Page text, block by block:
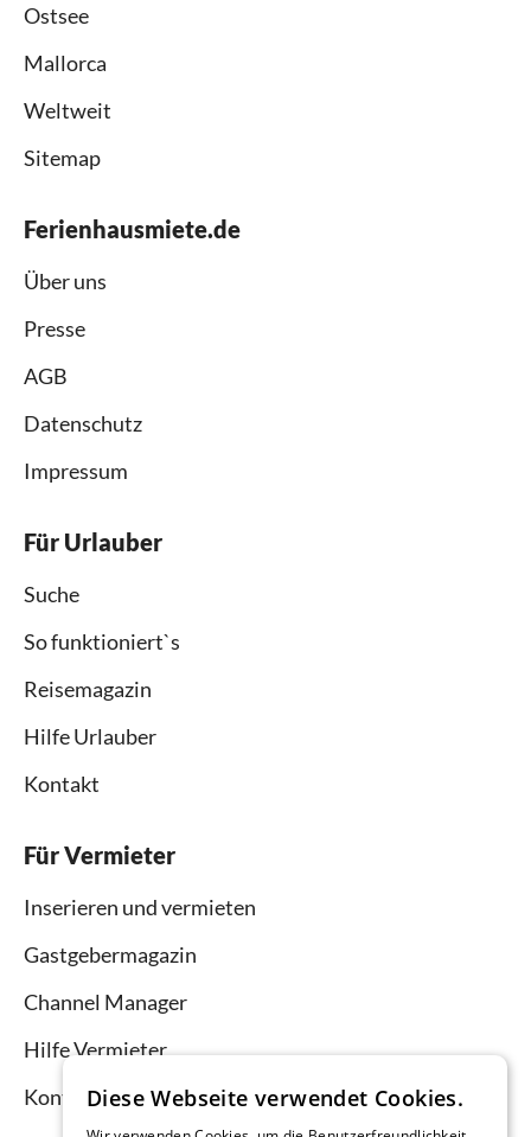
Ostsee
Mallorca
Weltweit
Sitemap
Ferienhausmiete.de
Über uns
Presse
AGB
Datenschutz
Impressum
Für Urlauber
Suche
So funktioniert`s
Reisemagazin
Hilfe Urlauber
Kontakt
Für Vermieter
Inserieren und vermieten
Gastgebermagazin
Channel Manager
Hilfe Vermieter
KontaktDiese Webseite verwendet Cookies.